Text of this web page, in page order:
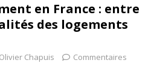
en France : entre
des logements
Olivier Chapuis
Commentaires